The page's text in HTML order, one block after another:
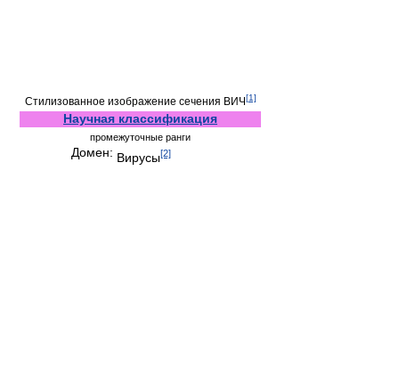
Стилизованное изображение сечения ВИЧ[1]
Научная классификация
промежуточные ранги
Домен: Вирусы[2]